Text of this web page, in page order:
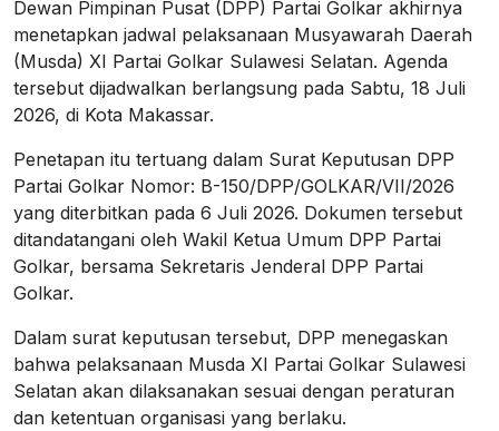
Dewan Pimpinan Pusat (DPP) Partai Golkar akhirnya
menetapkan jadwal pelaksanaan Musyawarah Daerah
(Musda) XI Partai Golkar Sulawesi Selatan. Agenda
tersebut dijadwalkan berlangsung pada Sabtu, 18 Juli
2026, di Kota Makassar.
Penetapan itu tertuang dalam Surat Keputusan DPP
Partai Golkar Nomor: B-150/DPP/GOLKAR/VII/2026
yang diterbitkan pada 6 Juli 2026. Dokumen tersebut
ditandatangani oleh Wakil Ketua Umum DPP Partai
Golkar, bersama Sekretaris Jenderal DPP Partai
Golkar.
Dalam surat keputusan tersebut, DPP menegaskan
bahwa pelaksanaan Musda XI Partai Golkar Sulawesi
Selatan akan dilaksanakan sesuai dengan peraturan
dan ketentuan organisasi yang berlaku.